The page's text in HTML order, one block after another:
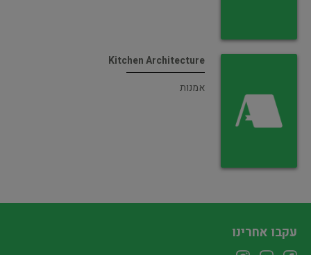
Kitchen Architecture
אמנות
עקבו אחרינו